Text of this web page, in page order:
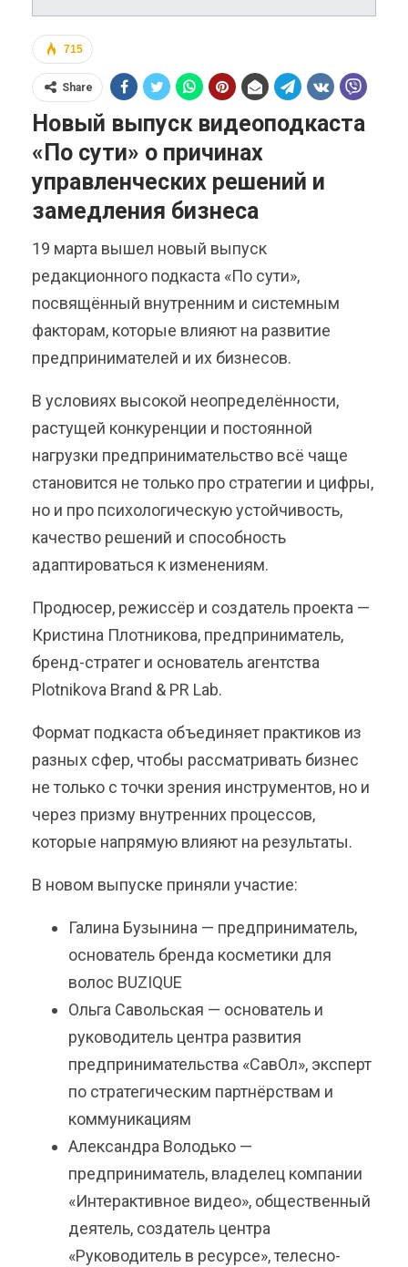
715
Share
Новый выпуск видеоподкаста
«По сути» о причинах
управленческих решений и
замедления бизнеса
19 марта вышел новый выпуск
редакционного подкаста «По сути»,
посвящённый внутренним и системным
факторам, которые влияют на развитие
предпринимателей и их бизнесов.
В условиях высокой неопределённости,
растущей конкуренции и постоянной
нагрузки предпринимательство всё чаще
становится не только про стратегии и цифры,
но и про психологическую устойчивость,
качество решений и способность
адаптироваться к изменениям.
Продюсер, режиссёр и создатель проекта —
Кристина Плотникова, предприниматель,
бренд-стратег и основатель агентства
Plotnikova Brand & PR Lab.
Формат подкаста объединяет практиков из
разных сфер, чтобы рассматривать бизнес
не только с точки зрения инструментов, но и
через призму внутренних процессов,
которые напрямую влияют на результаты.
В новом выпуске приняли участие:
Галина Бузынина — предприниматель,
основатель бренда косметики для
волос BUZIQUE
Ольга Савольская — основатель и
руководитель центра развития
предпринимательства «СавОл», эксперт
по стратегическим партнёрствам и
коммуникациям
Александра Володько —
предприниматель, владелец компании
«Интерактивное видео», общественный
деятель, создатель центра
«Руководитель в ресурсе», телесно-